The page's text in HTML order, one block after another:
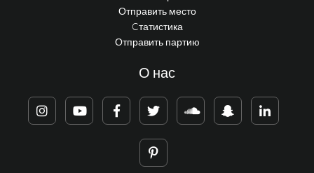
Отправить место
Cтатистика
Отправить партию
О нас